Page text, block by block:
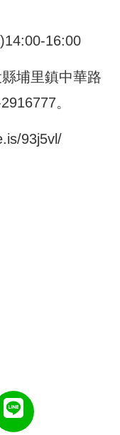
16:00
埔里鎮中華路
。
93j5vl/